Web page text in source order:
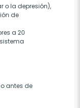
o la depresión),
de
a 20
antes de